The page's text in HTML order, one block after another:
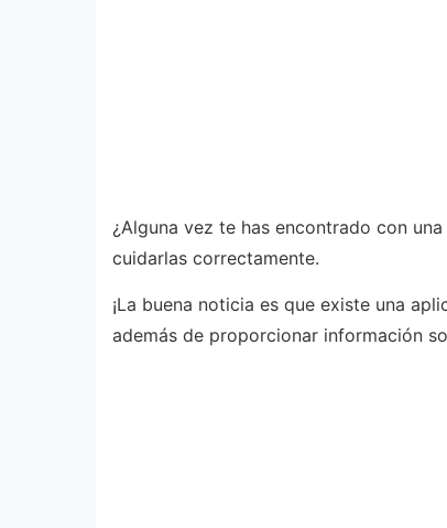
¿Alguna vez te has encontrado con
cuidarlas correctamente.
¡La buena noticia es que existe una
además de proporcionar información